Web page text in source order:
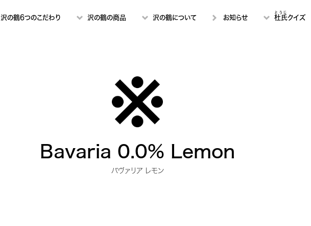
沢の鶴6つのこだわり 沢の鶴の商品 沢の鶴について お知らせ 杜氏
とうじ
クイズ
Bavaria 0.0% Lemon
バヴァリア レモン